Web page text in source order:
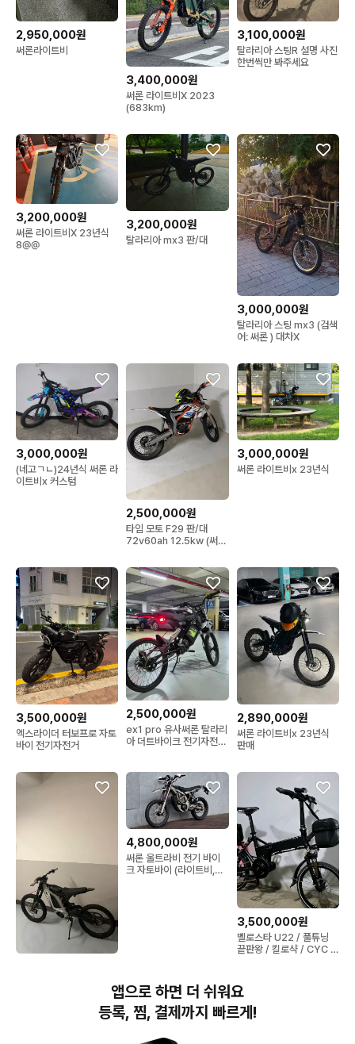
2,950,000원
써론라이트비
3,400,000원
써론 라이트비X 2023
(683km)
3,100,000원
탈라리아 스팅R 설명 사진
한번씩만 봐주세요
3,200,000원
써론 라이트비X 23년식
8@@
3,200,000원
탈라리아 mx3 판/대
3,000,000원
탈라리아 스팅 mx3 (검색
어: 써론 ) 대차X
3,000,000원
(네고ㄱㄴ)24년식 써론 라
이트비x 커스텀
2,500,000원
타임 모토 F29 판/대
72v60ah 12.5kw (써
3,000,000원
써론 라이트비x 23년식
3,500,000원
엑스라이더 터보프로 자토
바이 전기자전거
2,500,000원
ex1 pro 유사써론 탈라리
아 더트바이크 전기자전거
2,890,000원
써론 라이트비x 23년식
판매
키로수 8@@ 최상컨디션
4,800,000원
써론 울트라비 전기 바이
크 자토바이 (라이트비,탈
3,500,000원
벨로스타 U22 / 풀튜닝
끝판왕 / 킬로샥 / CYC 포
앱으로 하면 더 쉬워요
등록, 찜, 결제까지 빠르게!